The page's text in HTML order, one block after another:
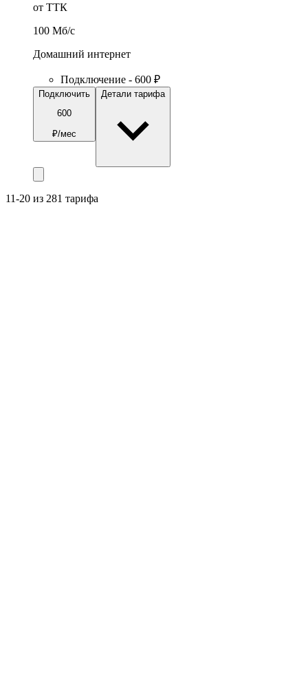
от ТТК
100 Мб/c
Домашний интернет
Подключение - 600 ₽
Подключить
600
₽/мес
Детали тарифа
11-20 из 281 тарифа